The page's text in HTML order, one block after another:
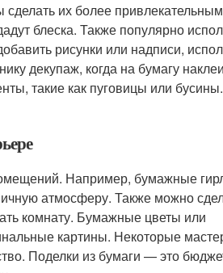
их более
блеска. Также популярно
рисунки или надписи,
декупаж, когда на бумагу
такие как пуговицы или бусины.
Например, бумажные
атмосферу. Также можно
комнату. Бумажные цветы или
картины. Некоторые
Поделки из бумаги — это